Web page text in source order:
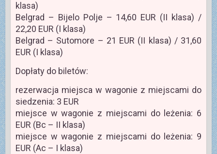
klasa)
Belgrad – Bijelo Polje – 14,60 EUR (II klasa) /
22,20 EUR (I klasa)
Belgrad – Sutomore – 21 EUR (II klasa) / 31,60
EUR (I klasa)
Dopłaty do biletów:
rezerwacja miejsca w wagonie z miejscami do
siedzenia: 3 EUR
miejsce w wagonie z miejscami do leżenia: 6
EUR (Bc – II klasa)
miejsce w wagonie z miejscami do leżenia: 9
EUR (Ac – I klasa)